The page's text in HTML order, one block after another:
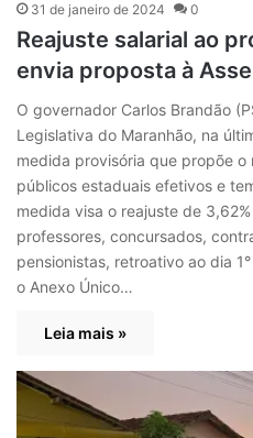
31 de janeiro de 2024 0
Reajuste salarial ao
envia proposta à
O governador Carlos Brandão
Legislativa do Maranhão, na
medida provisória que propõe
públicos estaduais efetivos e
medida visa o reajuste de
professores, concursados,
pensionistas, retroativo ao dia
o Anexo Único…
Leia mais »